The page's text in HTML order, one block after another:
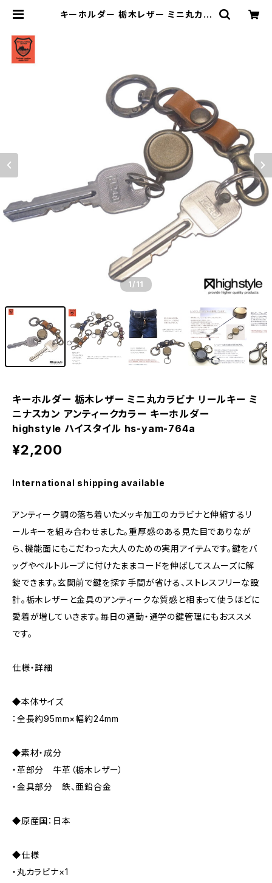
キーホルダー 栃木レザー ミニ丸カラ
1 /11
キーホルダー 栃木レザー ミニ丸カラビナ リールキー ミ
ニナスカン アンティークカラー キーホルダー
highstyle ハイスタイル hs-yam-764a
¥2,200
International shipping available
アンティーク調の落ち着いたメッキ加工のカラビナと伸縮するリ
ールキーを組み合わせました。重厚感のある見た目でありなが
ら、機能面にもこだわった大人のための実用アイテムです。鍵をバ
ッグやベルトループに付けたままコードを伸ばしてスムーズに解
錠できます。玄関前で鍵を探す手間が省ける、ストレスフリーな設
計。栃木レザーと金具のアンティークな質感と相まって使うほどに
愛着が増していきます。毎日の通勤・通学の鍵管理にもおススメ
です。
仕様・詳細
◆本体サイズ
：全長約95mm×幅約24mm
◆素材・成分
・革部分 牛革（栃木レザー）
・金具部分 鉄、亜鉛合金
◆原産国：日本
◆仕様
・丸カラビナ×1